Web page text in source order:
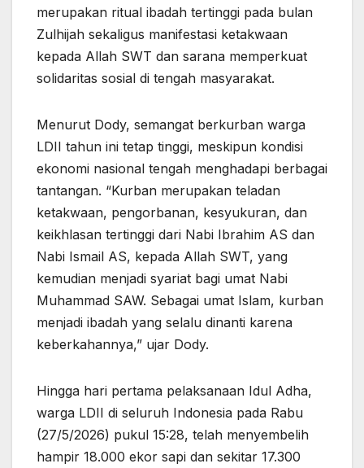
merupakan ritual ibadah tertinggi pada bulan
Zulhijah sekaligus manifestasi ketakwaan
kepada Allah SWT dan sarana memperkuat
solidaritas sosial di tengah masyarakat.
Menurut Dody, semangat berkurban warga
LDII tahun ini tetap tinggi, meskipun kondisi
ekonomi nasional tengah menghadapi berbagai
tantangan. “Kurban merupakan teladan
ketakwaan, pengorbanan, kesyukuran, dan
keikhlasan tertinggi dari Nabi Ibrahim AS dan
Nabi Ismail AS, kepada Allah SWT, yang
kemudian menjadi syariat bagi umat Nabi
Muhammad SAW. Sebagai umat Islam, kurban
menjadi ibadah yang selalu dinanti karena
keberkahannya,” ujar Dody.
Hingga hari pertama pelaksanaan Idul Adha,
warga LDII di seluruh Indonesia pada Rabu
(27/5/2026) pukul 15:28, telah menyembelih
hampir 18.000 ekor sapi dan sekitar 17.300